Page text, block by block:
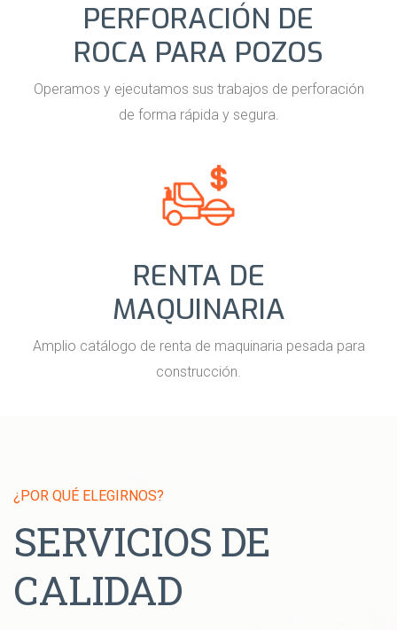
PERFORACIÓN DE
ROCA PARA POZOS
Operamos y ejecutamos sus trabajos de perforación
de forma rápida y segura.
RENTA DE
MAQUINARIA
Amplio catálogo de renta de maquinaria pesada para
construcción.
¿POR QUÉ ELEGIRNOS?
SERVICIOS DE
CALIDAD